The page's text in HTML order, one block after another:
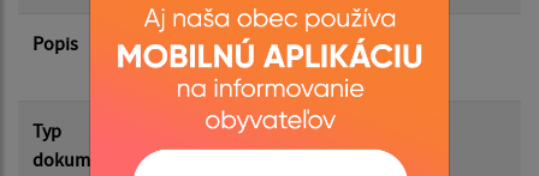
Filtrovať Reset
Popis
Uznesenia z 2.zasadnutia obecného
zastupiteľstva z 1.6.2026
Typ
dokumentu
Zasadnutia OZ